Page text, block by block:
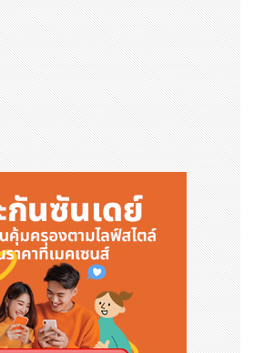
นบริษัทเอกชนสัญชาติสหรัฐที่เป็นเจ้า
ซลูชันการเดินเรือ, พลังงาน และโลจิ
าคพาณิชยกรรมและภาครัฐ มีรายรับ
ลลาร์ มีเรือกว่า 170 ลำ ซึ่งส่วนใหญ่
คท์ (Jones Act) และมีพนักงานราว
ป็นการจ้างเจ้าหน้าที่ในเรือทะเลสัญช
นใด บริษัทโครว์ลีย์ได้ลงทุนกว่า 3.2
ารขนส่งทางทะเล ซึ่งเป็นกระดูกสันห
ศรษฐกิจโลก ในฐานะเจ้าของและผู้ดำ
การระดับโลกที่มีการพัฒนานวัตกรรม
กอบกับพันธกิจด้านความยั่งยืน บริษัท